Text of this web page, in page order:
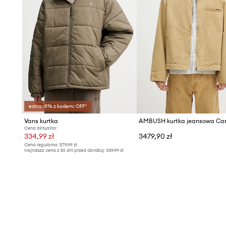
extra -5% z kodem: OFF*
Vans kurtka
Cena aktualna:
334,99 zł
Cena regularna: 579,99 zł
Najniższa cena z 30 dni przed obniżką: 339,99 zł
3479,90 zł